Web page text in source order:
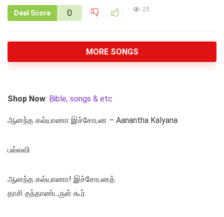
Deal Score 0 25
MORE SONGS
Shop Now: Bible, songs & etc
ஆனந்த கல்யாணா இச்சோபன – Aanantha Kalyana
பல்லவி
ஆனந்த கல்யாணா! இச்சோபனத்
தாசி தந்தாண்டருள் கூர்.